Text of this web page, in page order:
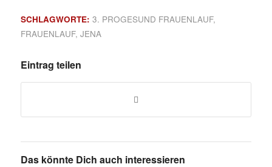
SCHLAGWORTE: 3. PROGESUND FRAUENLAUF,
FRAUENLAUF, JENA
Eintrag teilen
Das könnte Dich auch interessieren